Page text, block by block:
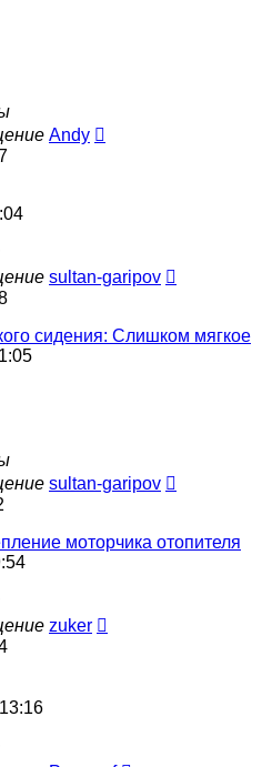
Andy
sultan-garipov
сидения: Слишком мягкое
sultan-garipov
моторчика отопителя
zuker